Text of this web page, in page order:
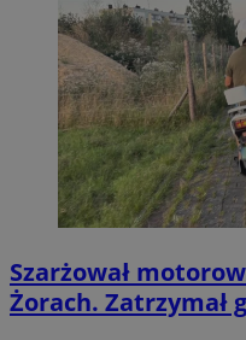
Szarżował
Żorach. Zatrzymał